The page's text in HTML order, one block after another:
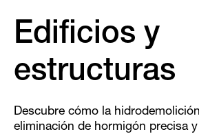
Edificios y
estructuras
Descubre cómo la
eliminación de hormigón precisa